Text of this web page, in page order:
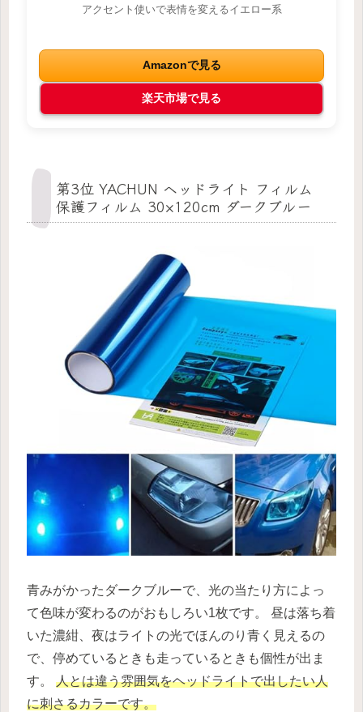
アクセント使いで表情を変えるイエロー系
Amazonで見る
楽天市場で見る
第3位 YACHUN ヘッドライト フィルム
保護フィルム 30×120cm ダークブルー
青みがかったダークブルーで、光の当たり方によっ
て色味が変わるのがおもしろい1枚です。 昼は落ち着
いた濃紺、夜はライトの光でほんのり青く見えるの
で、停めているときも走っているときも個性が出ま
す。 人とは違う雰囲気をヘッドライトで出したい人
に刺さるカラーです。